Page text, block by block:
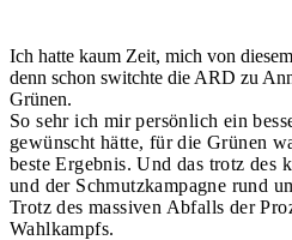
Ich hatte kaum Zeit, mich von
denn schon switchte die ARD zu
Grünen.
So sehr ich mir persönlich ein
gewünscht hätte, für die Grünen
beste Ergebnis. Und das trotz des
und der Schmutzkampagne rund
Trotz des massiven Abfalls der
Wahlkampfs.